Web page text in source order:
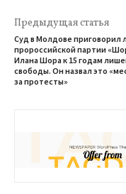
Предыдущая статья
Суд в Молдове приговорил
пророссийской партии
Илана Шора к 15 годам
свободы. Он назвал это
за протесты»